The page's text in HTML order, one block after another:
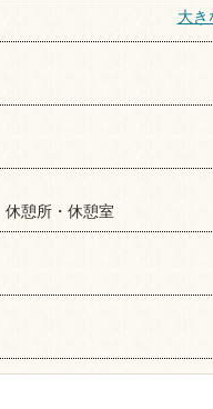
大き
休憩所・休憩室